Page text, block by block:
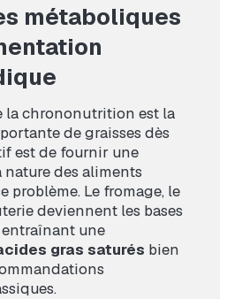
métaboliques
la chrononutrition est la
de graisses dès
est de fournir une
des aliments
problème. Le fromage, le
deviennent les bases
une
gras saturés bien